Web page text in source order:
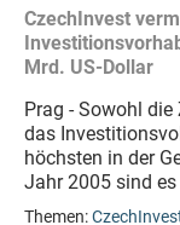
CzechInvest
Mrd. US-Dollar
Prag - Sowohl
das
höchsten in der
Jahr 2005 sind es
Themen: